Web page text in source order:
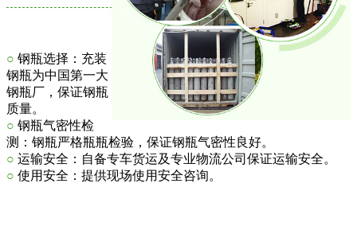
○ 钢瓶选择：充装
钢瓶为中国第一大
钢瓶厂，保证钢瓶
质量。
○ 钢瓶气密性检
测：钢瓶严格瓶瓶检验，保证钢瓶气密性良好。
○ 运输安全：自备专车货运及专业物流公司保证运输安全。
○ 使用安全：提供现场使用安全咨询。